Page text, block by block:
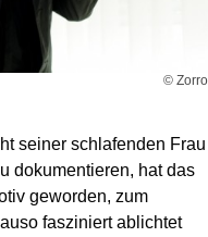
© Zorro
seiner schlafenden Frau
dokumentieren, hat das
geworden, zum
fasziniert ablichtet